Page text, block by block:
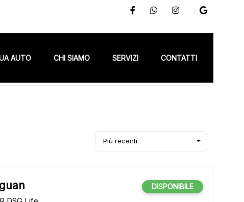
AUTO CHI SIAMO SERVIZI CONTATTI
Più recenti
DISPONIBILE